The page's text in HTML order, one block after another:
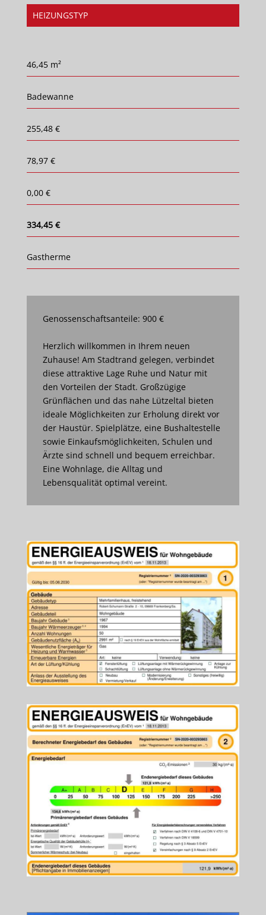
HEIZUNGSTYP
46,45 m²
Badewanne
255,48 €
78,97 €
0,00 €
334,45 €
Gastherme
Genossenschaftsanteile: 900 €
Herzlich willkommen in Ihrem neuen
Zuhause! Am Stadtrand gelegen, verbindet
diese attraktive Lage Ruhe und Natur mit
den Vorteilen der Stadt. Großzügige
Grünflächen und das nahe Lützeltal bieten
ideale Möglichkeiten zur Erholung direkt vor
der Haustür. Spielplätze, eine Bushaltestelle
sowie Einkaufsmöglichkeiten, Schulen und
Ärzte sind schnell und bequem erreichbar.
Eine Wohnlage, die Alltag und
Lebensqualität optimal vereint.